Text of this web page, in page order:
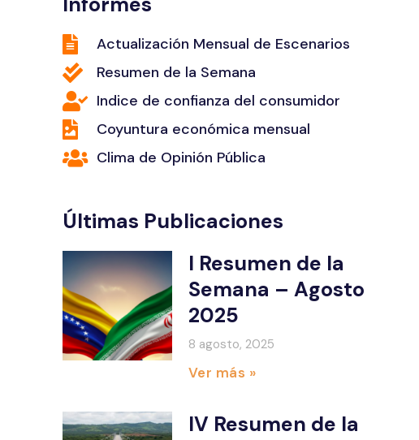
Actualización Mensual de Escenarios
Resumen de la Semana
Indice de confianza del consumidor
Coyuntura económica mensual
Clima de Opinión Pública
Últimas Publicaciones
I Resumen de la
Semana – Agosto
2025
8 agosto, 2025
Ver más »
IV Resumen de la